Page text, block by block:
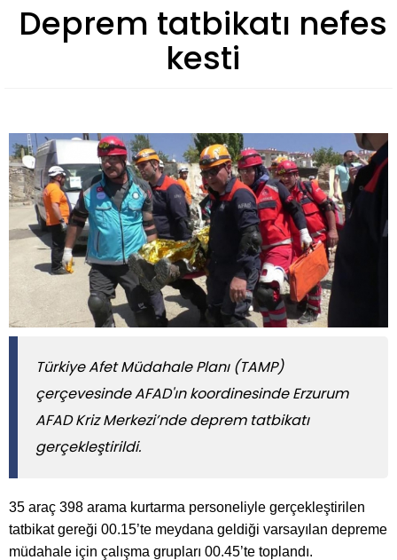
Deprem tatbikatı nefes
kesti
Türkiye Afet Müdahale Planı (TAMP)
çerçevesinde AFAD'ın koordinesinde Erzurum
AFAD Kriz Merkezi’nde deprem tatbikatı
gerçekleştirildi.
35 araç 398 arama kurtarma personeliyle gerçekleştirilen
tatbikat gereği 00.15’te meydana geldiği varsayılan depreme
müdahale için çalışma grupları 00.45’te toplandı.